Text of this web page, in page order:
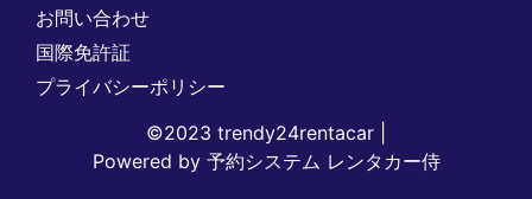
お問い合わせ
国際免許証
プライバシーポリシー
©2023 trendy24rentacar
Powered by 予約システム レンタカー侍